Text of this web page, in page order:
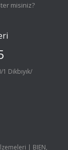
misiniz?
Dikbıyık/
| BIEN,